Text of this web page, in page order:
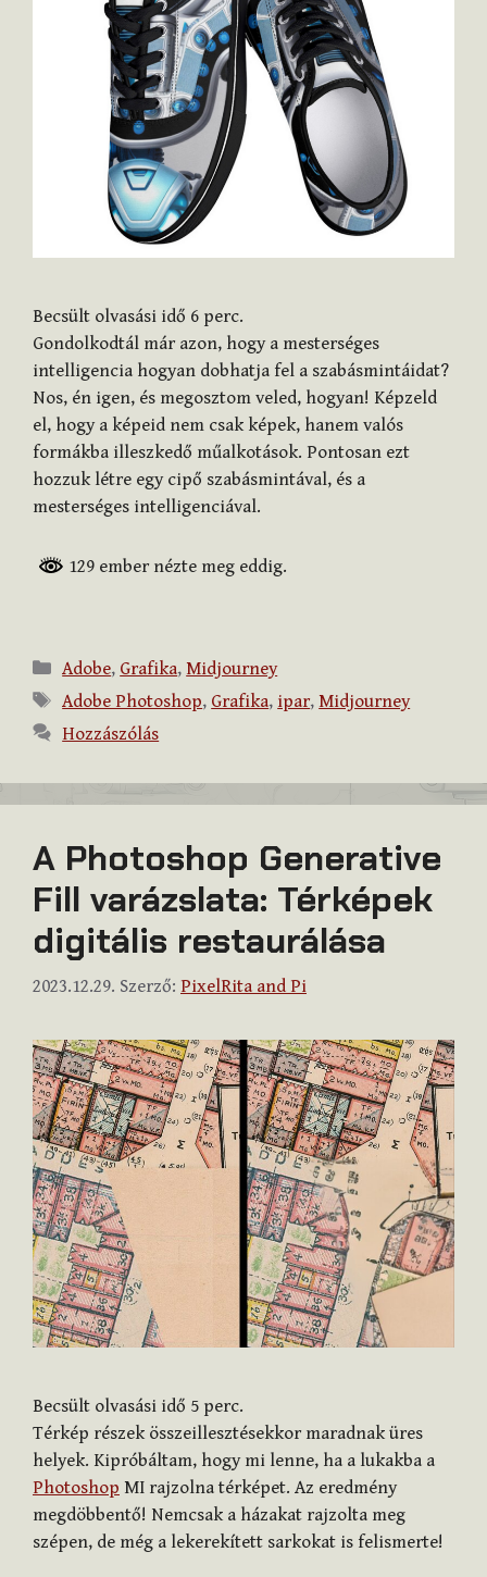
Becsült olvasási idő 6 perc.
Gondolkodtál már azon, hogy a mesterséges
intelligencia hogyan dobhatja fel a szabásmintáidat?
Nos, én igen, és megosztom veled, hogyan! Képzeld
el, hogy a képeid nem csak képek, hanem valós
formákba illeszkedő műalkotások. Pontosan ezt
hozzuk létre egy cipő szabásmintával, és a
mesterséges intelligenciával.
129 ember nézte meg eddig.
Kategória
Adobe, Grafika,Midjourney
Címkék
Adobe Photoshop, Grafika, ipar,Midjourney
Hozzászólás
A Photoshop Generative
Fill varázslata: Térképek
digitális restaurálása
2023.12.29. Szerző: PixelRita and Pi
Becsült olvasási idő 5 perc.
Térkép részek összeillesztésekkor maradnak üres
helyek. Kipróbáltam, hogy mi lenne, ha a lukakba a
Photoshop MI rajzolna térképet. Az eredmény
megdöbbentő! Nemcsak a házakat rajzolta meg
szépen, de még a lekerekített sarkokat is felismerte!